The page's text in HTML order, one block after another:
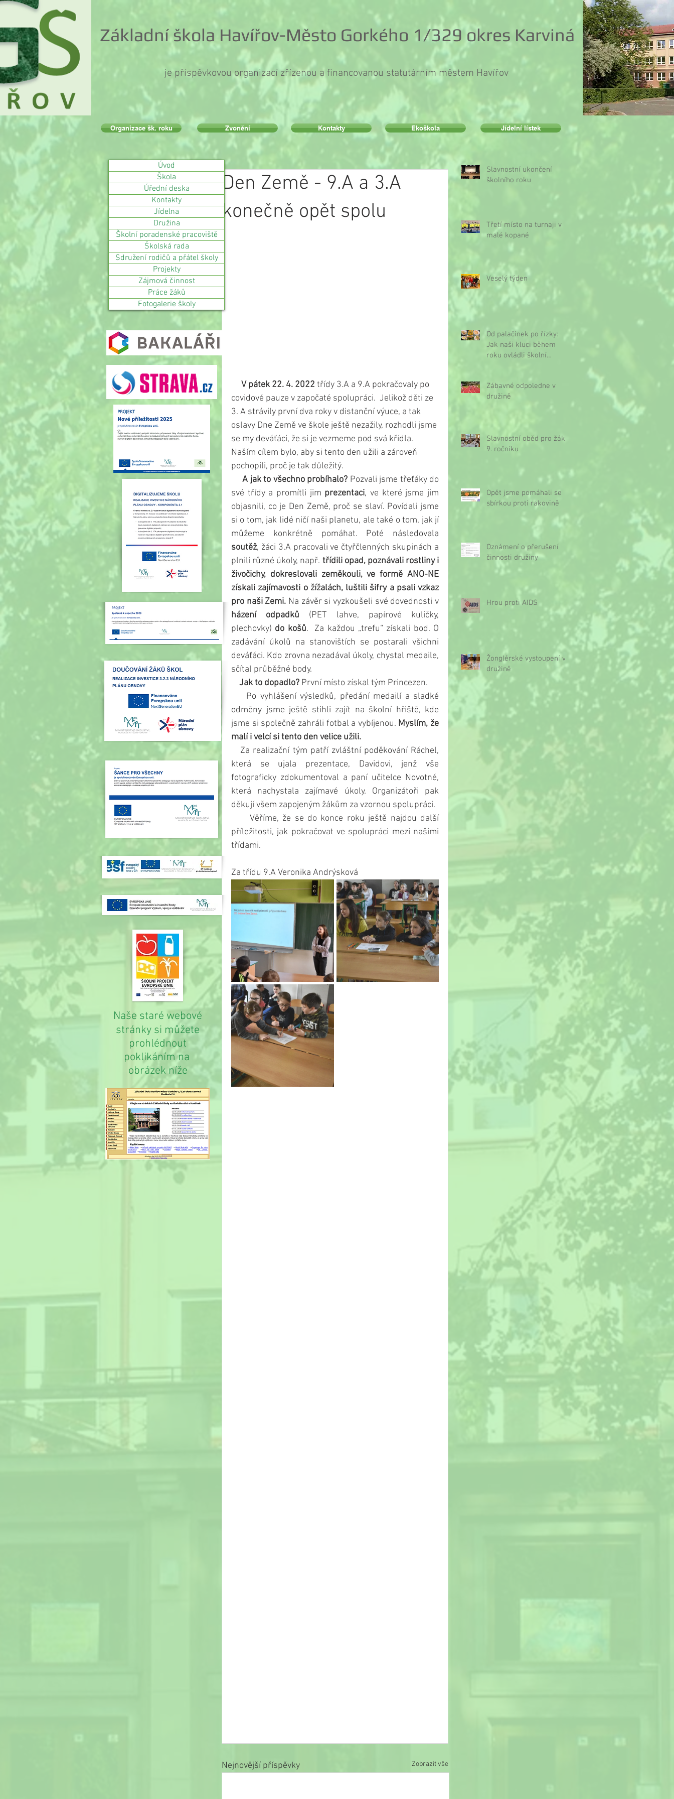
Základní škola Havířov-Město Gorkého 1/329 okres Karviná
je příspěvkovou organizací zřízenou a financovanou statutárním městem Havířov
Den Země - 9.A a 3.A
konečně opět spolu
     V pátek 22. 4. 2022
třídy 3.A a 9.A pokračovaly po
covidové pauze v započaté spolupráci.  Jelikož děti ze
3. A strávily první dva roky v distanční výuce, a tak
oslavy Dne Země ve škole ještě nezažily, rozhodli jsme
se my deváťáci, že si je vezmeme pod svá křídla.
Naším cílem bylo, aby si tento den užili a zároveň
pochopili, proč je tak důležitý.
A jak to všechno probíhalo? Pozvali jsme třeťáky do
své třídy a promítli jim prezentaci, ve které jsme jim
objasnili, co je Den Země, proč se slaví. Povídali jsme
si o tom, jak lidé ničí naši planetu, ale také o tom, jak jí
soutěž, žáci 3.A pracovali ve čtyřčlenných skupinách a
plnili různé úkoly, např. třídili opad, poznávali rostliny i
živočichy, dokreslovali zeměkouli, ve formě ANO-NE
získali zajímavosti o žížalách, luštili šifry a psali vzkaz
pro naši Zemi.
házení odpadků (PET lahve, papírové kuličky,
plechovky) do košů.  Za každou „trefu“ získali bod. O
zadávání úkolů na stanovištích se postarali všichni
deváťáci. Kdo zrovna nezadával úkoly, chystal medaile,
sčítal průběžné body.
    Jak to dopadlo?
První místo získal tým Princezen.
odměny jsme ještě stihli zajít na školní hřiště, kde
jsme si společně zahráli fotbal a vybíjenou. Myslím, že
malí i velcí si tento den velice užili.
která se ujala prezentace, Davidovi, jenž vše
fotograficky zdokumentoval a paní učitelce Novotné,
která nachystala zajímavé úkoly. Organizátoři pak
děkují všem zapojeným žákům za vzornou spolupráci.
příležitosti, jak pokračovat ve spolupráci mezi našimi
třídami.
Za třídu 9.A Veronika Andrýsková
Nejnovější příspěvky Zobrazit vše
Slavnostní ukončení
školního roku
Třetí místo na turnaji v
malé kopané
Veselý týden
Od palačinek po řízky:
Jak naši kluci během
roku ovládli školní
Zábavné odpoledne v
družině
Slavnostní oběd pro žáky
9. ročníku
Opět jsme pomáhali se
sbírkou proti rakovině
Oznámení o přerušení
činnosti družiny
Hrou proti AIDS
Žonglérské vystoupení v
družině
Organizace šk. roku Zvonění Kontakty Ekoškola Jídelní lístek
Naše staré webové
stránky si můžete
prohlédnout
poklikáním na
obrázek níže
Úvod
Škola
Úřední deska
Kontakty
Jídelna
Družina
Školní poradenské pracoviště
Školská rada
Sdružení rodičů a přátel školy
Projekty
Zájmová činnost
Práce žáků
Fotogalerie školy